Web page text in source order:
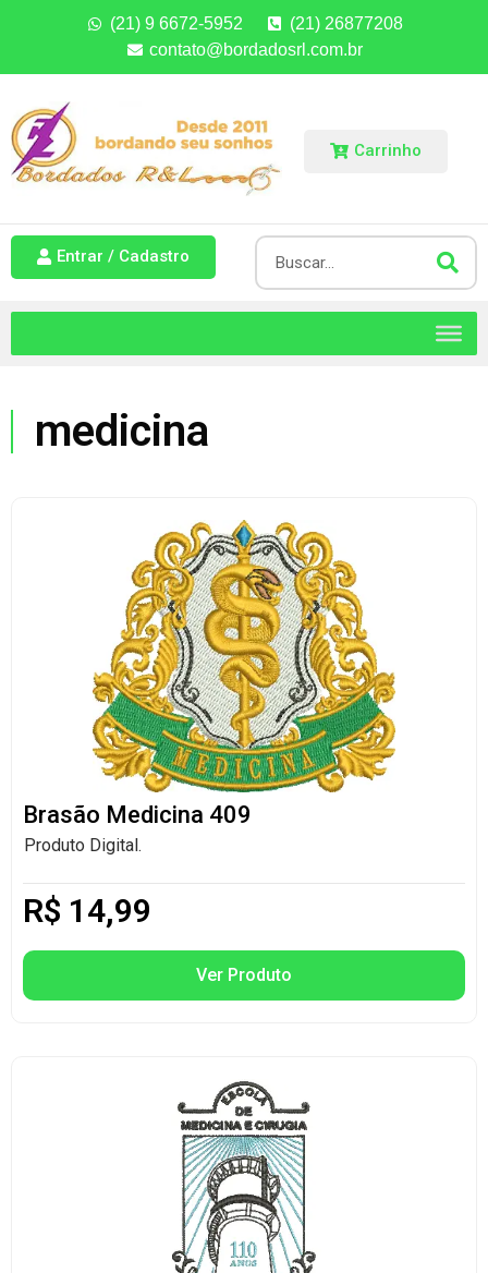
(21) 9 6672-5952
(21) 26877208
contato@bordadosrl.com.br
Carrinho
Entrar / Cadastro
medicina
Brasão Medicina 409
Produto Digital.
R$ 14,99
Ver Produto